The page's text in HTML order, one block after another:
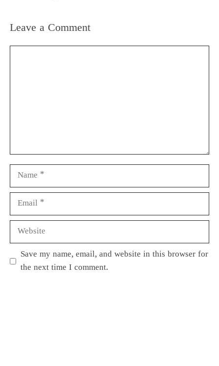
Leave a Comment
Save my name, email, and website in this browser for
the next time I comment.